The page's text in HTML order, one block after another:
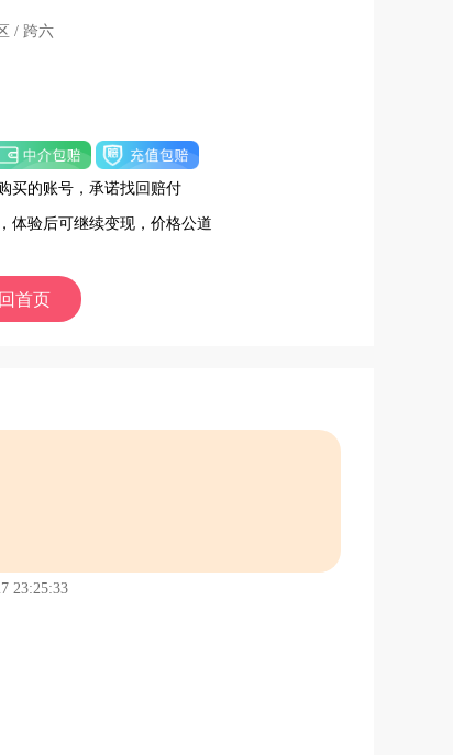
/ 跨六
买的账号，承诺找回赔付
体验后可继续变现，价格公道
首页
23:25:33